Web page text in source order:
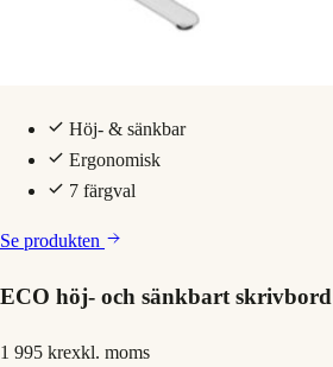
Höj- & sänkbar
Ergonomisk
7 färgval
Se produkten
ECO höj- och sänkbart
1 995 krexkl. moms